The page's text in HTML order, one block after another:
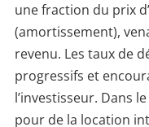
une fraction du prix
(amortissement),
revenu. Les taux de
progressifs et
l’investisseur. Dans
pour de la location